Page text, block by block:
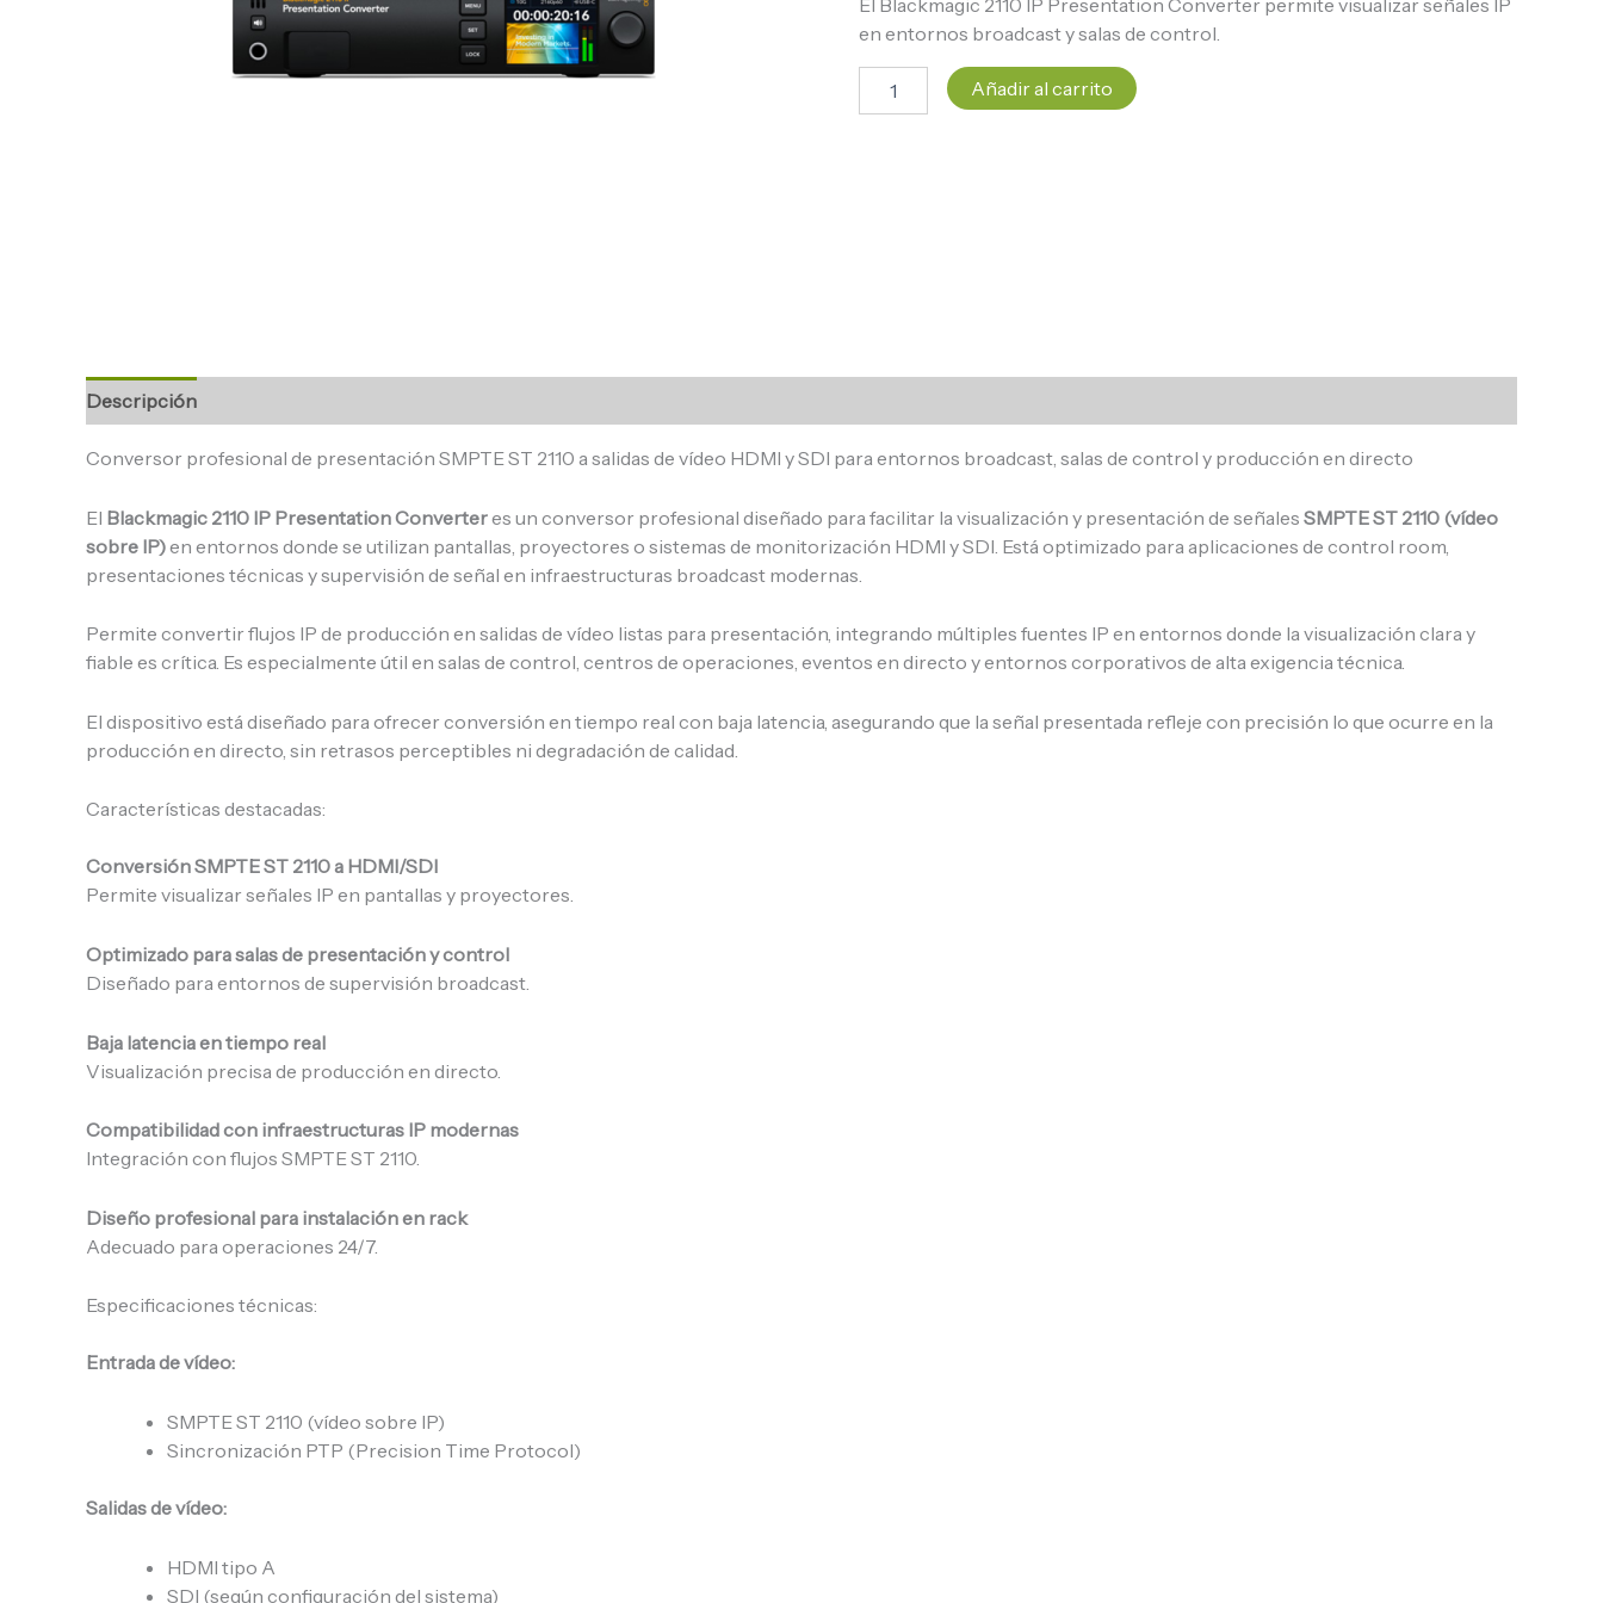
en entornos broadcast y salas de control.
Añadir al carrito
Descripción
Conversor profesional de presentación SMPTE ST 2110 a salidas de vídeo HDMI y SDI para entornos broadcast, salas de control y producción en directo
El Blackmagic 2110 IP Presentation Converteres un conversor profesional diseñado para facilitar la visualización y presentación de señales SMPTE ST 2110 (vídeo
sobre IP)en entornos donde se utilizan pantallas, proyectores o sistemas de monitorización HDMI y SDI. Está optimizado para aplicaciones de control room,
presentaciones técnicas y supervisión de señal en infraestructuras broadcast modernas.
Permite convertir flujos IP de producción en salidas de vídeo listas para presentación, integrando múltiples fuentes IP en entornos donde la visualización clara y
fiable es crítica. Es especialmente útil en salas de control, centros de operaciones, eventos en directo y entornos corporativos de alta exigencia técnica.
El dispositivo está diseñado para ofrecer conversión en tiempo real con baja latencia, asegurando que la señal presentada refleje con precisión lo que ocurre en la
producción en directo, sin retrasos perceptibles ni degradación de calidad.
Características destacadas:
Conversión SMPTE ST 2110 a HDMI/SDI
Permite visualizar señales IP en pantallas y proyectores.
Optimizado para salas de presentación y control
Diseñado para entornos de supervisión broadcast.
Baja latencia en tiempo real
Visualización precisa de producción en directo.
Compatibilidad con infraestructuras IP modernas
Integración con flujos SMPTE ST 2110.
Diseño profesional para instalación en rack
Adecuado para operaciones 24/7.
Especificaciones técnicas:
Entrada de vídeo:
SMPTE ST 2110 (vídeo sobre IP)
Sincronización PTP (Precision Time Protocol)
Salidas de vídeo:
HDMI tipo A
SDI (según configuración del sistema)